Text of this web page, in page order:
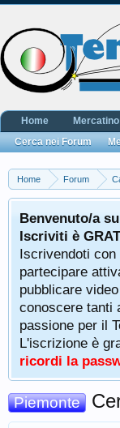
Home Forum
Benvenuto/a
Iscriviti è
Iscrivendoti
partecipare
pubblicare
conoscere tanti
passione per il
L'iscrizione è
ricordi la
Piemonte
Home
Cerca nei Forum